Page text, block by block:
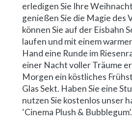
erledigen Sie Ihre
genießen Sie die Magie des
können Sie auf der Eisbahn
laufen und mit einem
Hand eine Runde im
einer Nacht voller Träume
Morgen ein köstliches
Glas Sekt. Haben Sie eine
nutzen Sie kostenlos unser
‘Cinema Plush & Bubblegum’.